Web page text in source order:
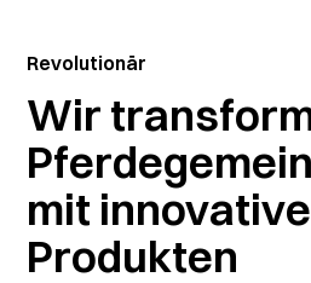
Revolutionär
Wir
mit
Produkten